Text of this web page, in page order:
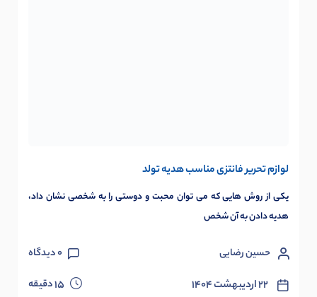
لوازم تحریر فانتزی مناسب هدیه تولد
یکی از روش هایی که می توان محبت و دوستی را به شخصی نشان داد،
هدیه دادن به آن شخص
حسین رضایی 0دیدگاه
۲۲ اردیبهشت ۱۴۰۴ 15دقیقه